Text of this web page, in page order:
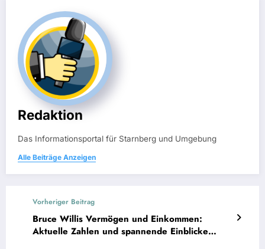
Redaktion
Das Informationsportal für Starnberg und Umgebung
Alle Beiträge Anzeigen
Vorheriger Beitrag
Bruce Willis Vermögen und Einkommen:
Aktuelle Zahlen und spannende Einblicke